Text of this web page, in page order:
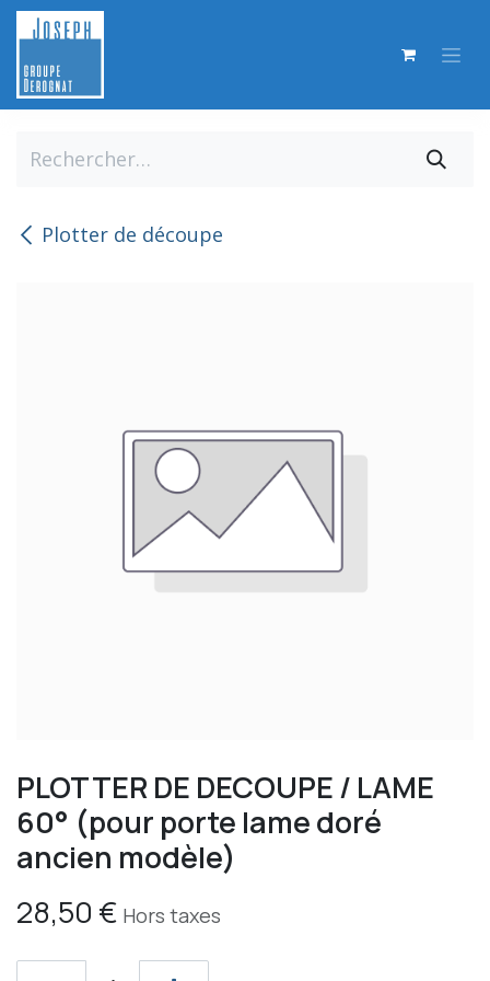
Se rendre au contenu
Plotter de découpe
PLOTTER DE DECOUPE / LAME
60° (pour porte lame doré
ancien modèle)
28,50 € Hors taxes